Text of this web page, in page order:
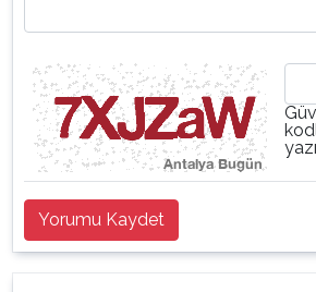
Yorumu Kaydet